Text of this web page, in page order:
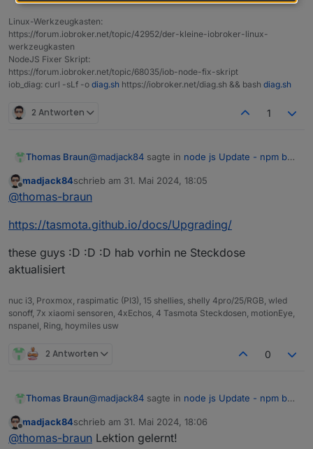
Linux-Werkzeugkasten:
https://forum.iobroker.net/topic/42952/der-kleine-iobroker-linux-
werkzeugkasten
NodeJS Fixer Skript:
https://forum.iobroker.net/topic/68035/iob-node-fix-skript
iob_diag: curl -sLf -o diag.sh https://iobroker.net/diag.sh && bash diag.sh
2 Antworten 1
Thomas Braun@madjack84 sagte in node js Update - npm bad
MOOOOOOOOOARRRRRR....
Wer erzählt so einen Schwachsinn immer????
stabilen Stand.
Offline
madjack84schrieb am 31. Mai 2024, 18:05
zuletzt editiert von
@thomas-braun
https://tasmota.github.io/docs/Upgrading/
these guys :D :D :D hab vorhin ne Steckdose
aktualisiert
nuc i3, Proxmox, raspimatic (PI3), 15 shellies, shelly 4pro/25/RGB, wled
sonoff, 7x xiaomi sensoren, 4xEchos, 4 Tasmota Steckdosen, motionEye,
nspanel, Ring, hoymiles usw
2 Antworten 0
Thomas Braun@madjack84 sagte in node js Update - npm bad
If it ain't broker, don't fix it
Offline
madjack84schrieb am 31. Mai 2024, 18:06
zuletzt editiert von
@thomas-braun Lektion gelernt!